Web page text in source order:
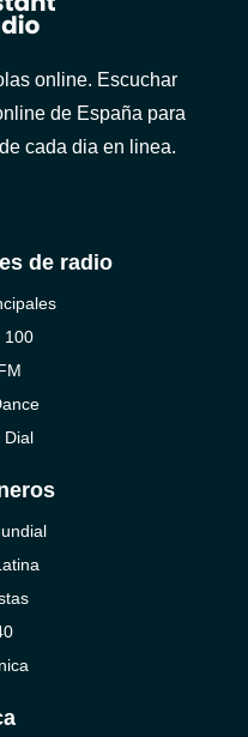
online. Escuchar
de España para
cada dia en linea.
de radio
100
Dial